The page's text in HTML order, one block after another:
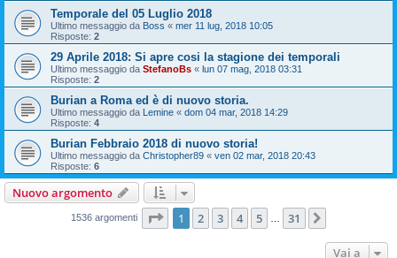
Temporale del 05 Luglio 2018
Ultimo messaggio da Boss « mer 11 lug, 2018 10:05
Risposte: 2
29 Aprile 2018: Si apre cosi la stagione dei temporali
Ultimo messaggio da StefanoBs « lun 07 mag, 2018 03:31
Risposte: 2
Burian a Roma ed è di nuovo storia.
Ultimo messaggio da Lemine « dom 04 mar, 2018 14:29
Risposte: 4
Burian Febbraio 2018 di nuovo storia!
Ultimo messaggio da Christopher89 « ven 02 mar, 2018 20:43
Risposte: 6
Nuovo argomento
1536 argomenti Pagina di 31
1 2 3 4 5 … 31
Vai a